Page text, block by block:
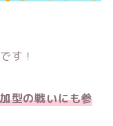
す！
型の戦いにも参